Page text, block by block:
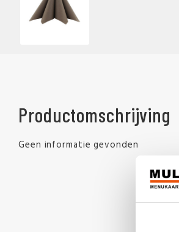
Productomschrijving
Geen informatie gevonden